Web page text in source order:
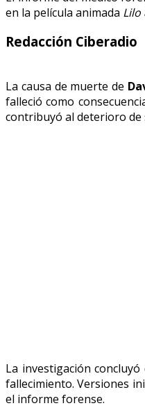
en la película animada Lilo
Redacción Ciberadio
La causa de muerte de
falleció como
contribuyó al deterioro de
La investigación
fallecimiento. Versiones
el informe forense.